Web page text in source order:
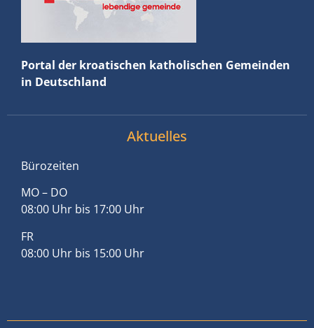
Portal der kroatischen katholischen Gemeinden
in Deutschland
Aktuelles
Bürozeiten
MO – DO
08:00 Uhr bis 17:00 Uhr
FR
08:00 Uhr bis 15:00 Uhr